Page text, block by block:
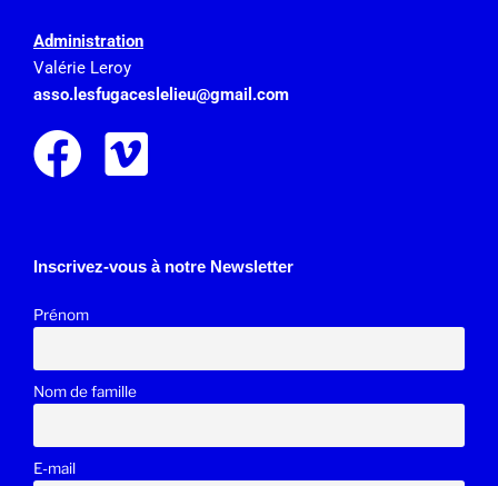
Administration
Valérie Leroy
asso.lesfugaceslelieu@gmail.com
Inscrivez-vous à notre Newsletter
Prénom
Nom de famille
E-mail